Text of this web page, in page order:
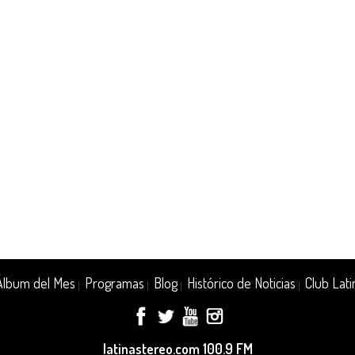
del Mes Programas Blog| Histórico de Noticias Club
latinastereo.com 100.9 FM